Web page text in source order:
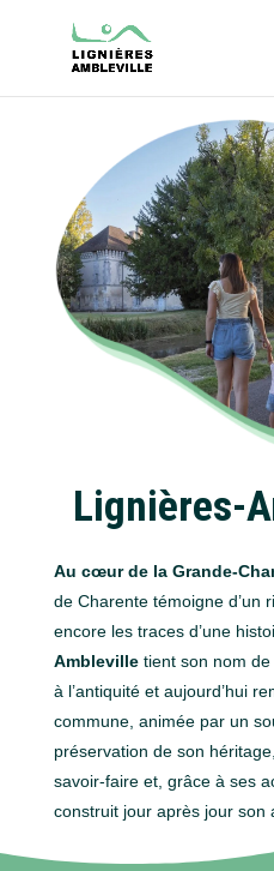
Lignières-
Au cœur de la Grande-
de Charente témoigne d’un
encore les traces d’une
Amblevilletient son nom de
à l’antiquité et aujourd’hui
commune, animée par un
préservation de son
savoir-faire et, grâce à ses
construit jour après jour son